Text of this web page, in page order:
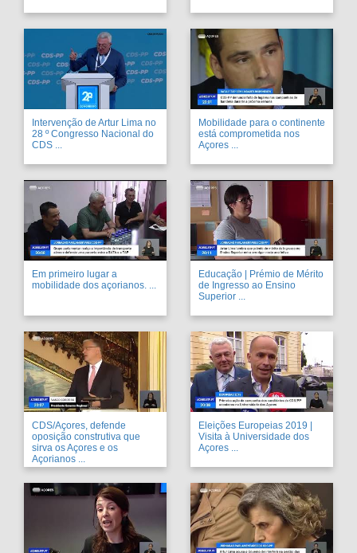
Intervenção de Artur Lima no
28 º Congresso Nacional do
CDS ...
Mobilidade para o continente
está comprometida nos
Açores ...
Em primeiro lugar a
mobilidade dos açorianos. ...
Educação | Prémio de Mérito
de Ingresso ao Ensino
Superior ...
CDS/Açores, defende
oposição construtiva que
sirva os Açores e os
Açorianos ...
Eleições Europeias 2019 |
Visita à Universidade dos
Açores ...